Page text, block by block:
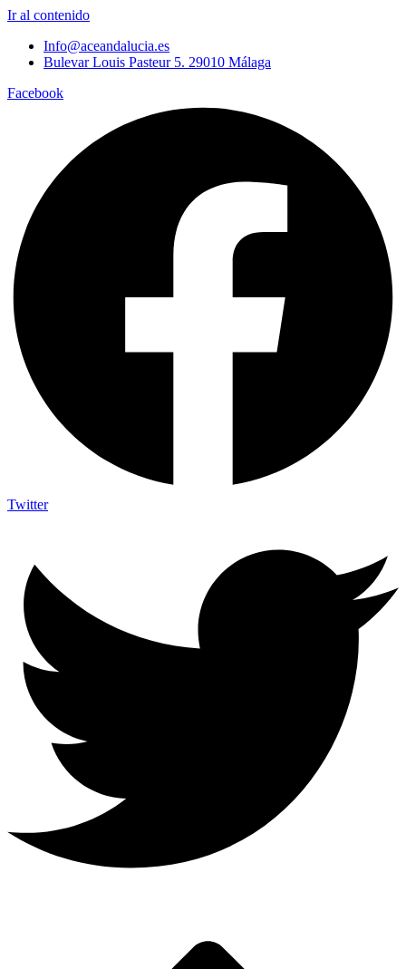
Ir al contenido
Info@aceandalucia.es
Bulevar Louis Pasteur 5. 29010 Málaga
Facebook
Twitter